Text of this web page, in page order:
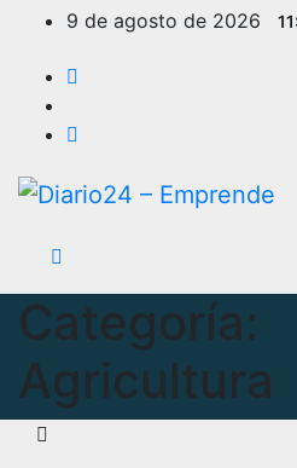
contenido
9 de agosto de 2026
Categoría:
Agricultura